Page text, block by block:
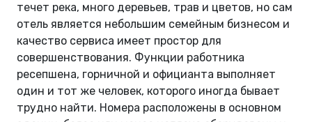
течет река, много деревьев, трав и цветов, но сам
отель является небольшим семейным бизнесом и
качество сервиса имеет простор для
совершенствования. Функции работника
ресепшена, горничной и официанта выполняет
один и тот же человек, которого иногда бывает
трудно найти. Номера расположены в основном